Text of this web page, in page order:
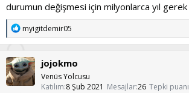
durumun değişmesi için milyonlarca yıl gerek
T
p
k
i
l
e
myigitdemir05
jojokmo
Venüs Yolcusu
Katılım 8 Şub 2021 Mesajlar26 Tepki puanı